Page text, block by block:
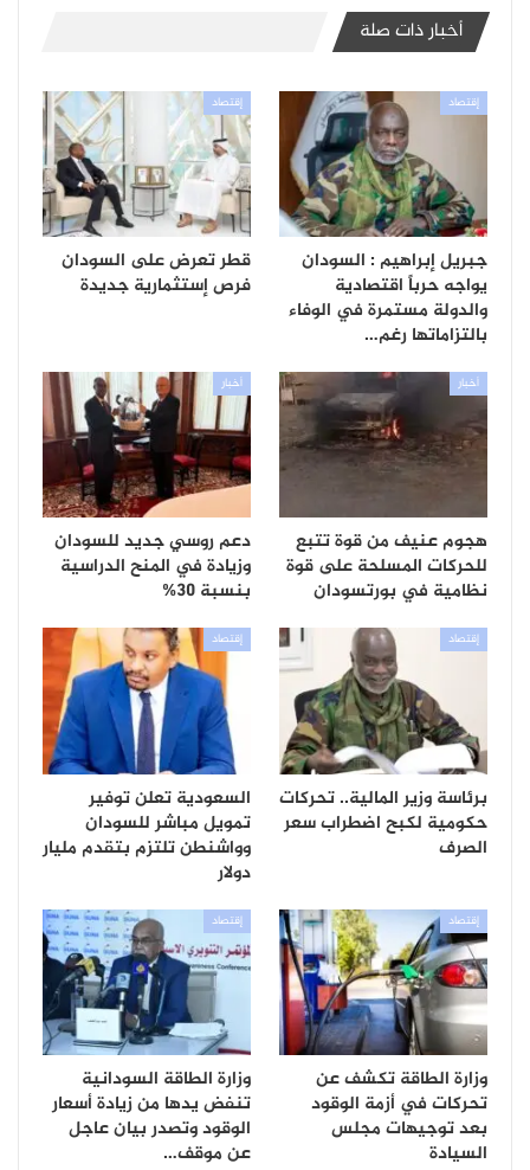
أخبار ذات صلة
إقتصاد
جبريل إبراهيم : السودان
يواجه حرباً اقتصادية
والدولة مستمرة في الوفاء
بالتزاماتها رغم…
إقتصاد
قطر تعرض على السودان
فرص إستثمارية جديدة
أخبار
هجوم عنيف من قوة تتبع
للحركات المسلحة على قوة
نظامية في بورتسودان
أخبار
دعم روسي جديد للسودان
وزيادة في المنح الدراسية
بنسبة 30%
إقتصاد
برئاسة وزير المالية.. تحركات
حكومية لكبح اضطراب سعر
الصرف
إقتصاد
السعودية تعلن توفير
تمويل مباشر للسودان
وواشنطن تلتزم بتقدم مليار
دولار
إقتصاد
وزارة الطاقة تكشف عن
تحركات في أزمة الوقود
بعد توجيهات مجلس
السيادة
إقتصاد
وزارة الطاقة السودانية
تنفض يدها من زيادة أسعار
الوقود وتصدر بيان عاجل
عن موقف…